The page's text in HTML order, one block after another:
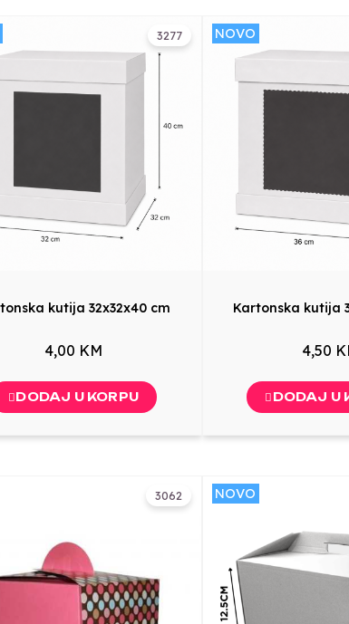
3277
kutija 32x32x40 cm
4,00 KM
DODAJ U KORPU
NOVO
Kartonska kutija
4,50
DODAJ U
3062 NOVO